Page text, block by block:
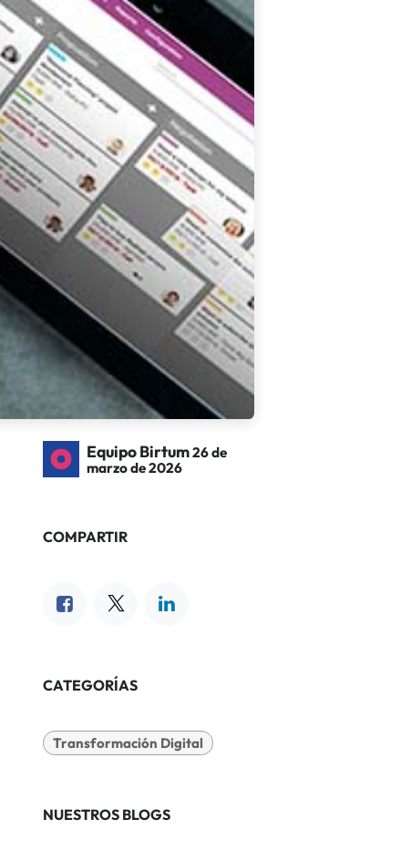
Equipo Birtum26 de
marzo de 2026
COMPARTIR
CATEGORÍAS
Transformación Digital
NUESTROS BLOGS